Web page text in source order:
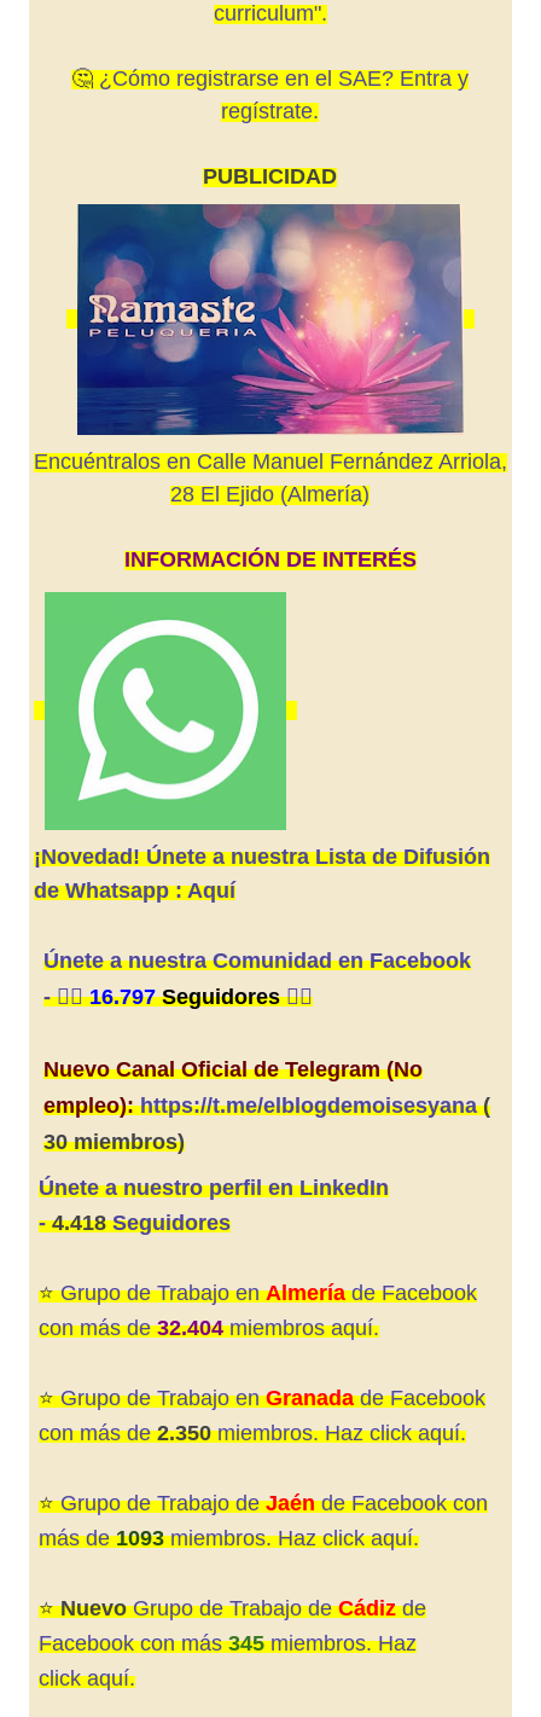
curriculum".
🤔 ¿Cómo registrarse en el SAE? Entra y
regístrate.
PUBLICIDAD
Encuéntralos en Calle Manuel Fernández Arriola,
28 El Ejido (Almería)
INFORMACIÓN DE INTERÉS
¡Novedad! Únete a nuestra Lista de Difusión
de Whatsapp : Aquí
Únete a nuestra Comunidad en Facebook
-👍🏼16.797Seguidores👍🏼
Nuevo Canal Oficial de Telegram (No
empleo): https://t.me/elblogdemoisesyana(
30 miembros)
Únete a nuestro perfil en LinkedIn
-4.418Seguidores
⭐️Grupo de Trabajo enAlmeríade Facebook
con más de32.404miembros aquí.
⭐️Grupo de Trabajo enGranada de Facebook
con más de2.350 miembros. Haz click aquí.
⭐️Grupo de Trabajo deJaén de Facebook con
más de1093miembros. Haz click aquí.
⭐️Nuevo Grupo de Trabajo deCádiz de
Facebook con más345miembros. Haz
click aquí.